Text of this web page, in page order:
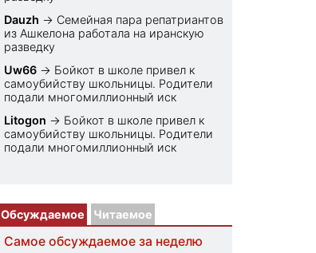
Dauzh → Семейная пара репатриантов
из Ашкелона работала на иранскую
разведку
Uw66 → Бойкот в школе привел к
самоубийству школьницы. Родители
подали многомиллионный иск
Litogon → Бойкот в школе привел к
самоубийству школьницы. Родители
подали многомиллионный иск
Обсуждаемое Читаемое
Самое обсуждаемое за неделю